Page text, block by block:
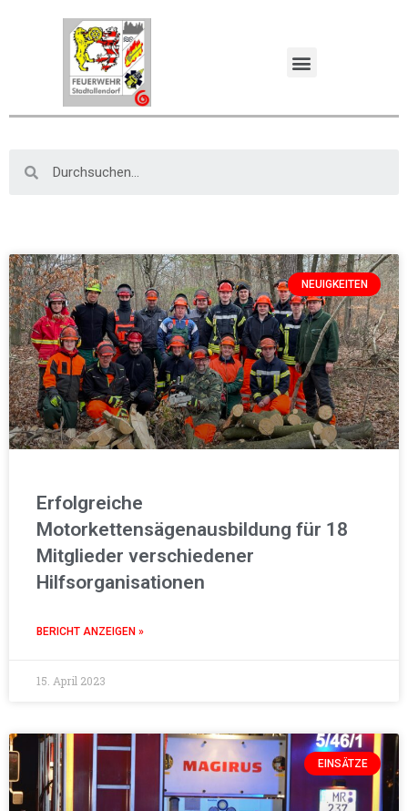
NEUIGKEITEN
Erfolgreiche
Motorkettensägenausbildung für 18
Mitglieder verschiedener
Hilfsorganisationen
BERICHT ANZEIGEN »
15. April 2023
EINSÄTZE